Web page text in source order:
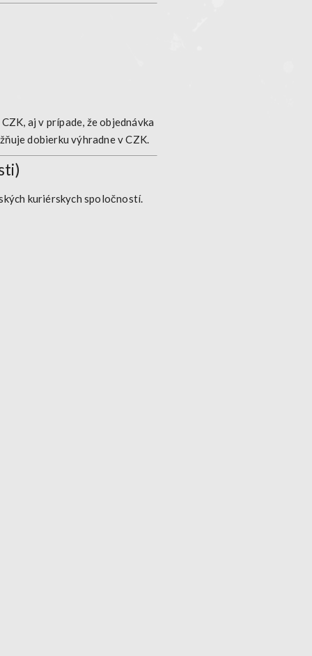
, aj v prípade, že objednávka
dobierku výhradne v CZK.
kuriérskych spoločností.